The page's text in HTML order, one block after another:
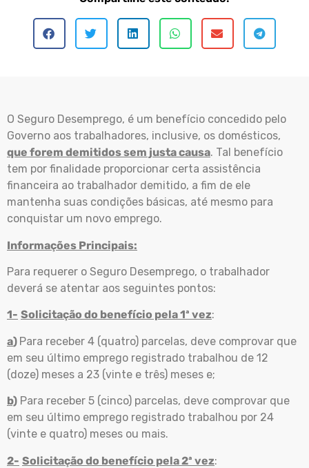
O Seguro Desemprego, é um benefício concedido pelo
Governo aos trabalhadores, inclusive, os domésticos,
que forem demitidos sem justa causa. Tal benefício
tem por finalidade proporcionar certa assistência
financeira ao trabalhador demitido, a fim de ele
mantenha suas condições básicas, até mesmo para
conquistar um novo emprego.
Informações Principais:
Para requerer o Seguro Desemprego, o trabalhador
deverá se atentar aos seguintes pontos:
1- Solicitação do benefício pela 1ª vez:
a) Para receber 4 (quatro) parcelas, deve comprovar que
em seu último emprego registrado trabalhou de 12
(doze) meses a 23 (vinte e três) meses e;
b) Para receber 5 (cinco) parcelas, deve comprovar que
em seu último emprego registrado trabalhou por 24
(vinte e quatro) meses ou mais.
2- Solicitação do benefício pela 2ª vez: